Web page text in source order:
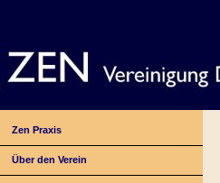
Zen Praxis
Über den Verein